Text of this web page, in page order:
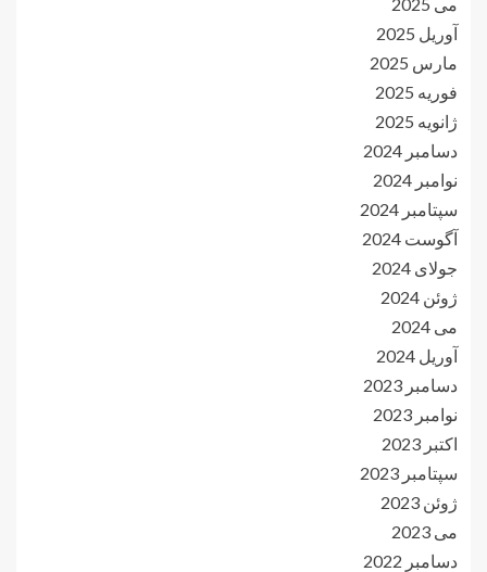
آوریل 2025
مارس 2025
فوریه 2025
ژانویه 2025
دسامبر 2024
نوامبر 2024
سپتامبر 2024
آگوست 2024
جولای 2024
ژوئن 2024
می 2024
آوریل 2024
دسامبر 2023
نوامبر 2023
اکتبر 2023
سپتامبر 2023
ژوئن 2023
می 2023
دسامبر 2022